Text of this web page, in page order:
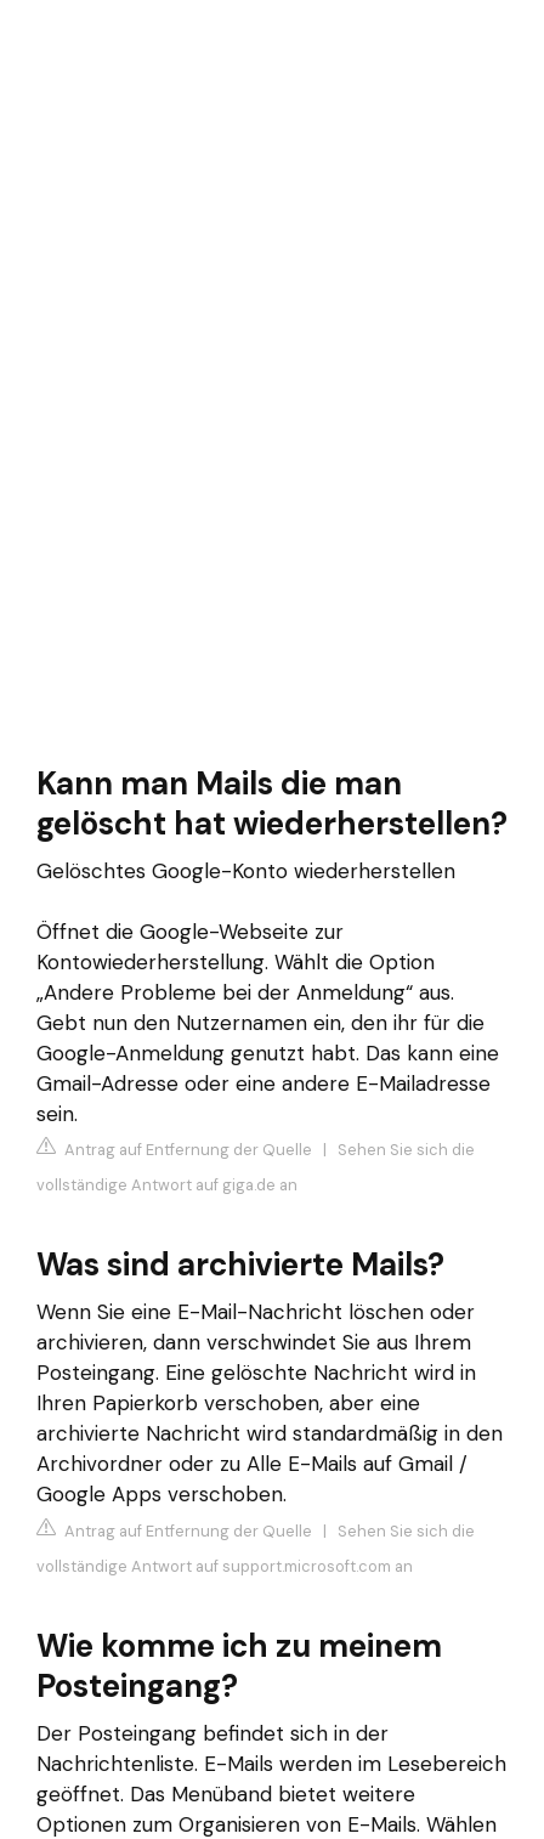
Kann man Mails die man
gelöscht hat wiederherstellen?
Gelöschtes Google-Konto wiederherstellen
Öffnet die Google-Webseite zur
Kontowiederherstellung. Wählt die Option
„Andere Probleme bei der Anmeldung“ aus.
Gebt nun den Nutzernamen ein, den ihr für die
Google-Anmeldung genutzt habt. Das kann eine
Gmail-Adresse oder eine andere E-Mailadresse
sein.
Antrag auf Entfernung der Quelle | Sehen Sie sich die
vollständige Antwort auf giga.de an
Was sind archivierte Mails?
Wenn Sie eine E-Mail-Nachricht löschen oder
archivieren, dann verschwindet Sie aus Ihrem
Posteingang. Eine gelöschte Nachricht wird in
Ihren Papierkorb verschoben, aber eine
archivierte Nachricht wird standardmäßig in den
Archivordner oder zu Alle E-Mails auf Gmail /
Google Apps verschoben.
Antrag auf Entfernung der Quelle | Sehen Sie sich die
vollständige Antwort auf support.microsoft.com an
Wie komme ich zu meinem
Posteingang?
Der Posteingang befindet sich in der
Nachrichtenliste. E-Mails werden im Lesebereich
geöffnet. Das Menüband bietet weitere
Optionen zum Organisieren von E-Mails. Wählen